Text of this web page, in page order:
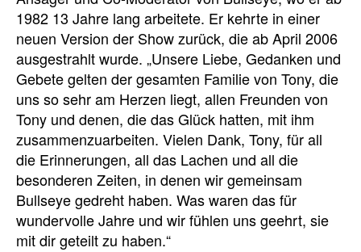
1982 13 Jahre lang arbeitete. Er kehrte in einer
neuen Version der Show zurück, die ab April 2006
ausgestrahlt wurde. „Unsere Liebe, Gedanken und
Gebete gelten der gesamten Familie von Tony, die
uns so sehr am Herzen liegt, allen Freunden von
Tony und denen, die das Glück hatten, mit ihm
zusammenzuarbeiten. Vielen Dank, Tony, für all
die Erinnerungen, all das Lachen und all die
besonderen Zeiten, in denen wir gemeinsam
Bullseye gedreht haben. Was waren das für
wundervolle Jahre und wir fühlen uns geehrt, sie
mit dir geteilt zu haben.“